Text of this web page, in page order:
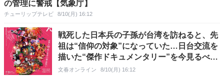
の管理に警戒【気象庁】
チューリップテレビ 8/10(月) 16:12
戦死した日本兵の子孫が台湾を訪ねると、先
祖は“信仰の対象”になっていた…日台交流を
描いた“傑作ドキュメンタリー”を今見るべき
理由
文春オンライン 8/10(月) 16:12